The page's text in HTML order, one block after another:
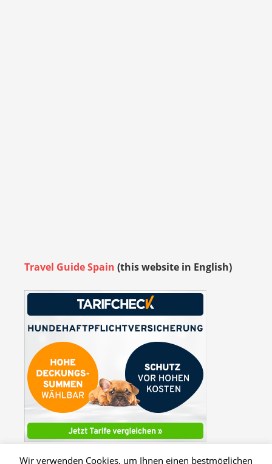
Travel Guide Spain (this website in English)
Wir verwenden Cookies, um Ihnen einen bestmöglichen